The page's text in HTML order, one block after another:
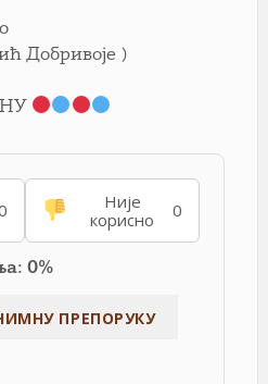
Добривоје )
Није
корисно
0
0%